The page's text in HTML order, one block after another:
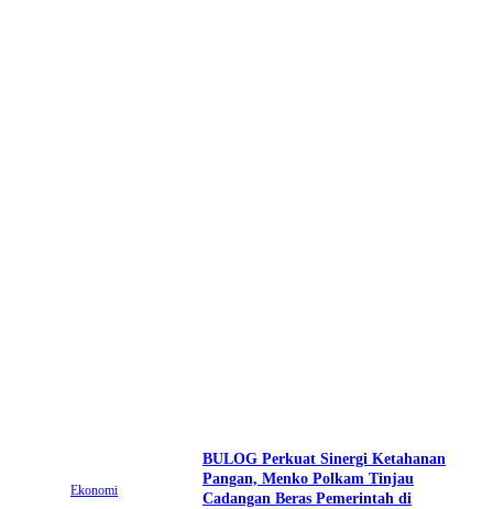
Ekonomi
BULOG Perkuat Sinergi Ketahanan
Pangan, Menko Polkam Tinjau
Cadangan Beras Pemerintah di